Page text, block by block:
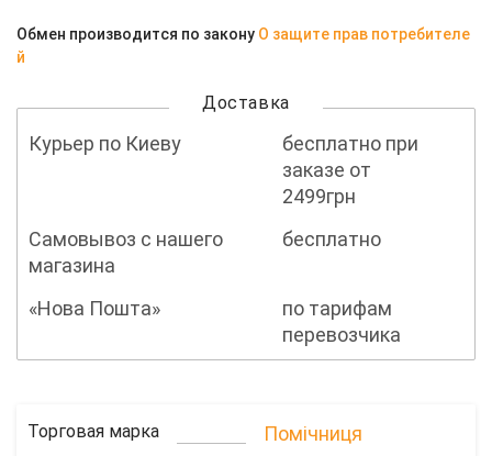
Обмен производится по закону О защите прав потребителе
й
Доставка
Курьер по Киеву
бесплатно при
заказе от
2499грн
Самовывоз с нашего
магазина
бесплатно
«Нова Пошта»
по тарифам
перевозчика
Торговая марка Помічниця